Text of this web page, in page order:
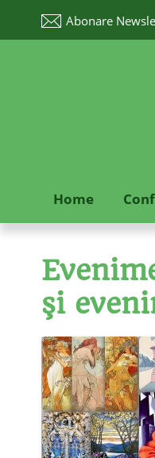
Abonare
Home
şi